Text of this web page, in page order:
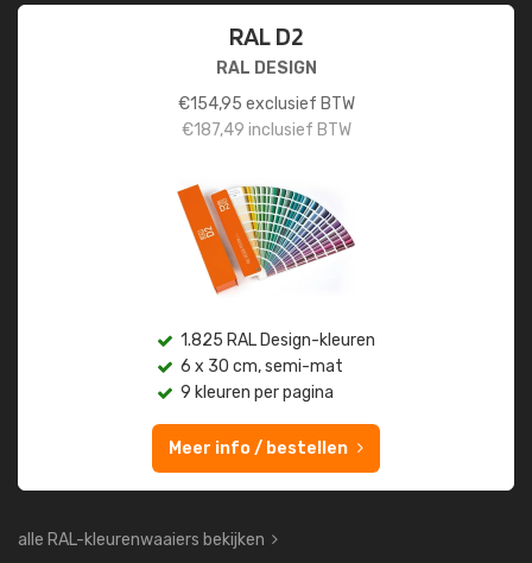
RAL D2
RAL DESIGN
€154,95 exclusief BTW
€187,49 inclusief BTW
1.825 RAL Design-kleuren
6 x 30 cm, semi-mat
9 kleuren per pagina
Meer info / bestellen
alle RAL-kleurenwaaiers bekijken